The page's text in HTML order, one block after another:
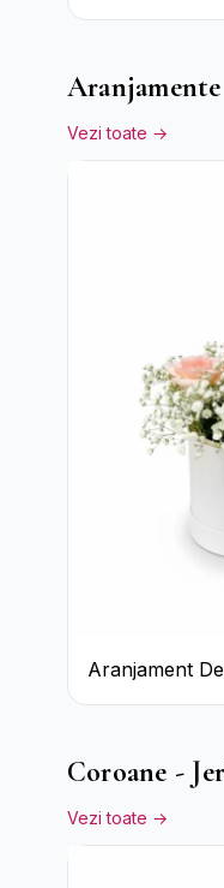
Vezi toate →
Aranjament
3 Trandafiri
Coroane -
Vezi toate →